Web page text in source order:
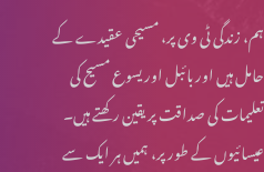
ہم، زندگی ٹی وی پر، مسیحی عقیدے کے
حامل ہیں اور بائبل اور یسوع مسیح کی
تعلیمات کی صداقت پر یقین رکھتے ہیں۔
عیسائیوں کے طور پر، ہمیں ہر ایک سے